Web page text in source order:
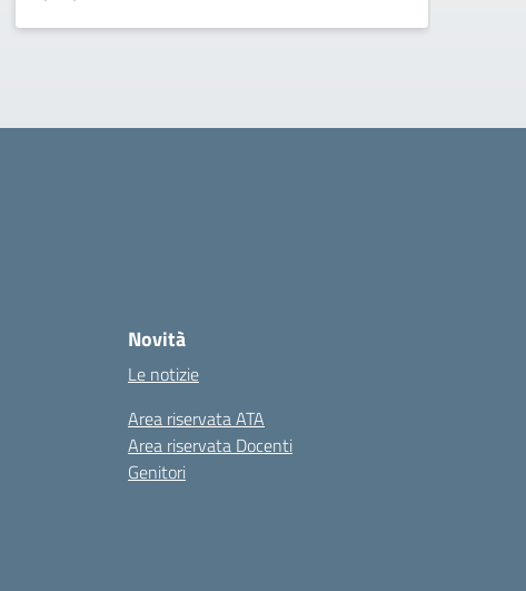
Novità
Le notizie
Area riservata ATA
Area riservata Docenti
Genitori